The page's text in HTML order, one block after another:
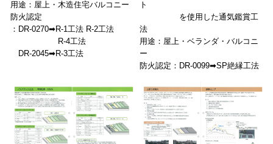
用途：屋上・木造住宅バルコニー
防火認定
：DR-0270➡R-1工法 R-2工法
R-4工法
DR-2045➡R-3工法
ト
を使用した通気鑑賞工
法
用途：屋上・ベランダ・バルコニ
ー
防火認定：DR-0099➡SP絶縁工法